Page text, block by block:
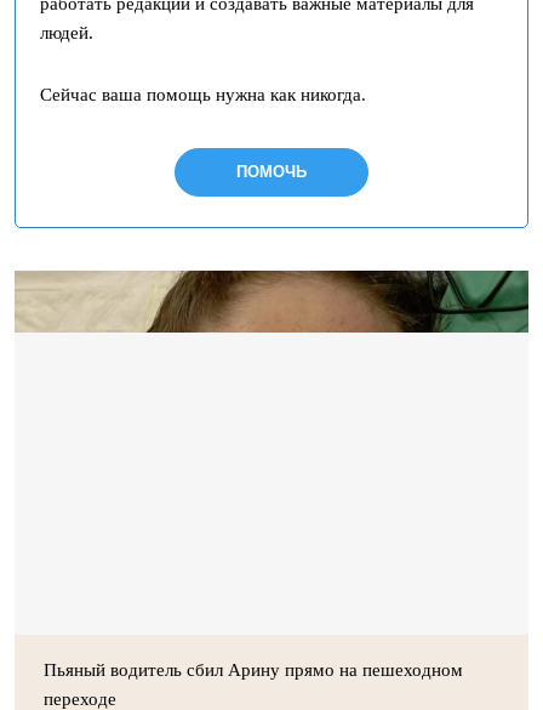
людей.
Сейчас ваша помощь нужна как никогда.
ПОМОЧЬ
Пьяный водитель сбил Арину прямо на пешеходном
переходе